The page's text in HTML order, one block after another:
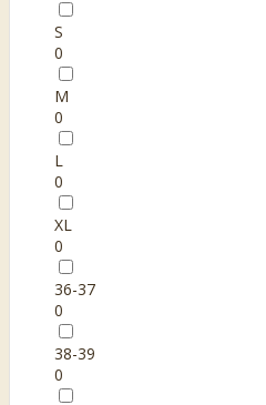
S
0
M
0
L
0
XL
0
36-37
0
38-39
0